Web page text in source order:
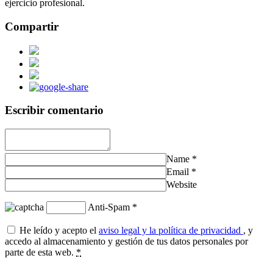
ejercicio profesional.
Compartir
Escribir comentario
Name *
Email *
Website
Anti-Spam *
He leído y acepto el aviso legal y la política de privacidad , y
accedo al almacenamiento y gestión de tus datos personales por
parte de esta web. *